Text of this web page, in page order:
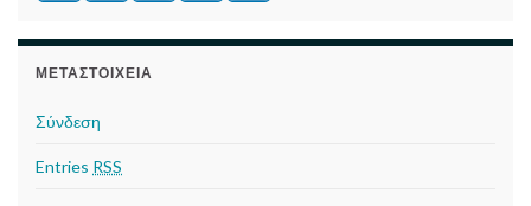
ΜΕΤΑΣΤΟΙΧΕΊΑ
Σύνδεση
Entries RSS